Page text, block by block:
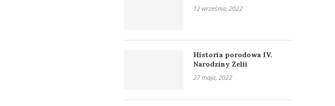
12 września, 2022
Historia porodowa IV.
Narodziny Zelii
27 maja, 2022